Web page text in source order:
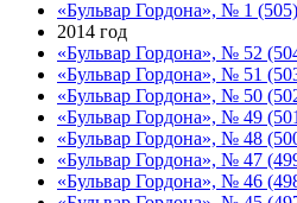
«Бульвар Гордона», № 1
2014 год
«Бульвар Гордона», № 52
«Бульвар Гордона», № 51
«Бульвар Гордона», № 50
«Бульвар Гордона», № 49
«Бульвар Гордона», № 48
«Бульвар Гордона», № 47
«Бульвар Гордона», № 46